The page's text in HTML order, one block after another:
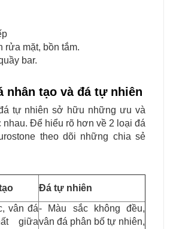
rửa mặt, bồn tắm.
bar.
nhân tạo và đá tự nhiên
tự nhiên sở hữu những ưu và
Để hiểu rõ hơn về 2 loại đá
theo dõi những chia sẻ
Đá tự nhiên
vân đá
giữa
- Màu sắc không đều,
vân đá phân bố tự nhiên,